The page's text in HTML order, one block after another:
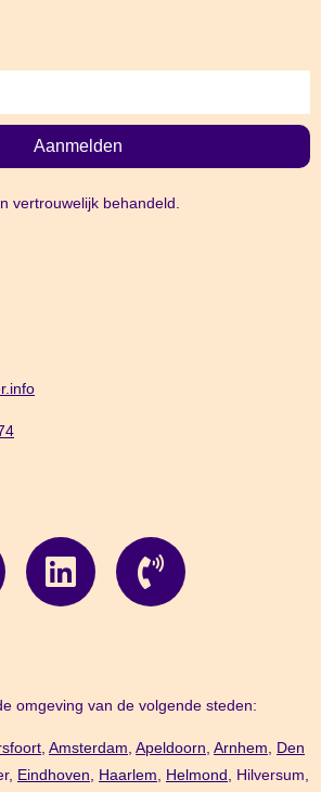
Aanmelden
vertrouwelijk behandeld.
omgeving van de volgende steden:
, Amsterdam, Apeldoorn, Arnhem, Den
Eindhoven, Haarlem, Helmond, Hilversum,